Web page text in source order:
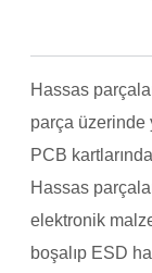
Hassas
parça üzerinde
PCB
Hassas
elektronik
boşalıp ESD